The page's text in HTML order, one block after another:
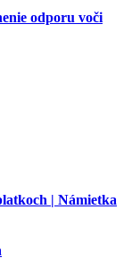
odporu voči
| Námietka